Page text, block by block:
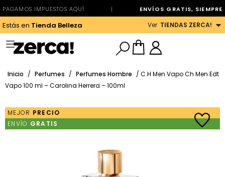
PAGAMOS IMPUESTOS AQUÍ | ENVÍOS GRATIS, SIEMPRE
Estás en Tienda Belleza Ver TIENDAS ZERCA!
Inicio / Perfumes / Perfumes Hombre / C.H Men Vapo Ch Men Edt
Vapo 100 ml – Carolina Herrera – 100ml
MEJOR PRECIO
ENVÍO GRATIS